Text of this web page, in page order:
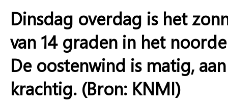
Dinsdag overdag is het
van 14 graden in het
De oostenwind is matig,
krachtig. (Bron: KNMI)